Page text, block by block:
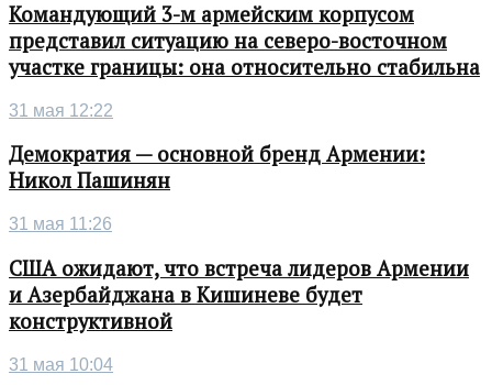
Командующий 3-м армейским корпусом
представил ситуацию на северо-восточном
участке границы: она относительно стабильна
31 мая 12:22
Демократия — основной бренд Армении:
Никол Пашинян
31 мая 11:26
США ожидают, что встреча лидеров Армении
и Азербайджана в Кишиневе будет
конструктивной
31 мая 10:04